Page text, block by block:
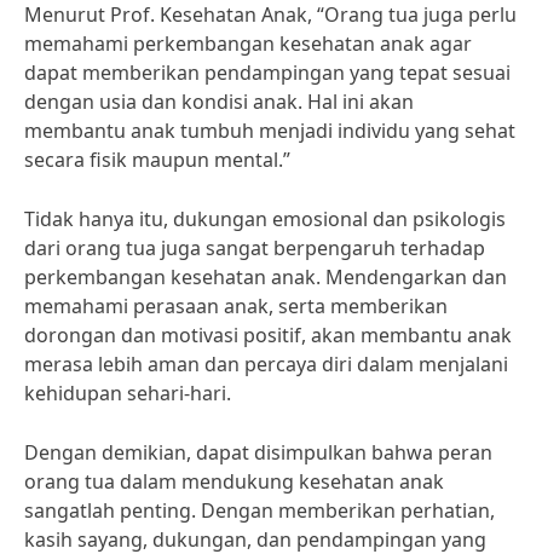
Menurut Prof. Kesehatan Anak, “Orang tua juga perlu
memahami perkembangan kesehatan anak agar
dapat memberikan pendampingan yang tepat sesuai
dengan usia dan kondisi anak. Hal ini akan
membantu anak tumbuh menjadi individu yang sehat
secara fisik maupun mental.”
Tidak hanya itu, dukungan emosional dan psikologis
dari orang tua juga sangat berpengaruh terhadap
perkembangan kesehatan anak. Mendengarkan dan
memahami perasaan anak, serta memberikan
dorongan dan motivasi positif, akan membantu anak
merasa lebih aman dan percaya diri dalam menjalani
kehidupan sehari-hari.
Dengan demikian, dapat disimpulkan bahwa peran
orang tua dalam mendukung kesehatan anak
sangatlah penting. Dengan memberikan perhatian,
kasih sayang, dukungan, dan pendampingan yang